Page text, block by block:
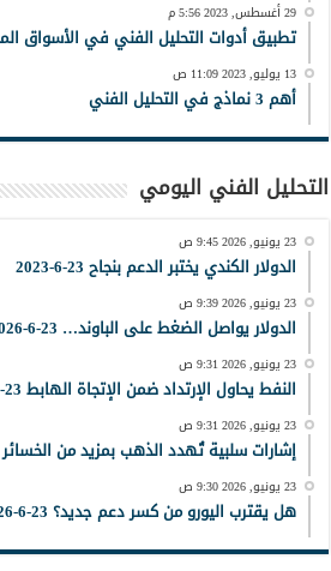
29 أغسطس, 2023 5:56 م
تطبيق أدوات التحليل الفني في الأسواق
13 يوليو, 2023 11:09 ص
أهم 3 نماذج في التحليل الفني
التحليل الفني اليومي
23 يونيو, 2026 9:45 ص
الدولار الكندي يختبر الدعم بنجاح 23-6-2023
23 يونيو, 2026 9:39 ص
الدولار يواصل الضغط على الباوند… 23-6-2026
23 يونيو, 2026 9:31 ص
النفط يحاول الإرتداد ضمن الإتجاة الهابط 23-6-2026
23 يونيو, 2026 9:31 ص
إشارات سلبية تُهدد الذهب بمزيد من الخسائر 23-6-2026
23 يونيو, 2026 9:30 ص
هل يقترب اليورو من كسر دعم جديد؟ 23-6-2026